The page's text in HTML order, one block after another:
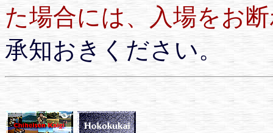
た場合には、入場をお
承知おきください。